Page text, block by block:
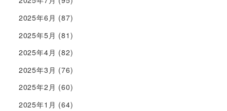
2025年6月 (87)
2025年5月 (81)
2025年4月 (82)
2025年3月 (76)
2025年2月 (60)
2025年1月 (64)